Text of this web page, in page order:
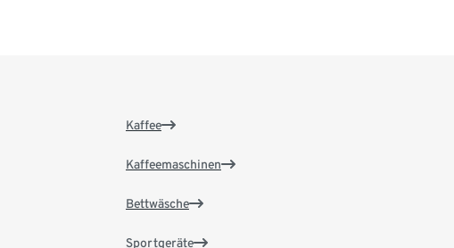
Kaffee
Kaffeemaschinen
Bettwäsche
Sportgeräte